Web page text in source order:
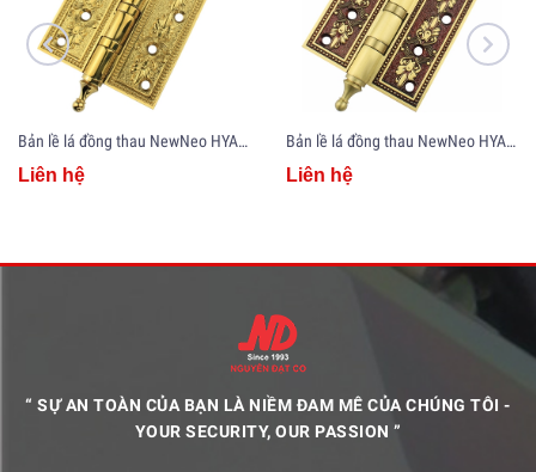
Bản lề lá đồng thau NewNeo HYA5-PVD
Liên hệ
Bản lề lá đồng thau NewNeo HYA5-RG
Liên hệ
“ SỰ AN TOÀN CỦA BẠN LÀ NIỀM ĐAM MÊ CỦA CHÚNG TÔI -
YOUR SECURITY, OUR PASSION ”